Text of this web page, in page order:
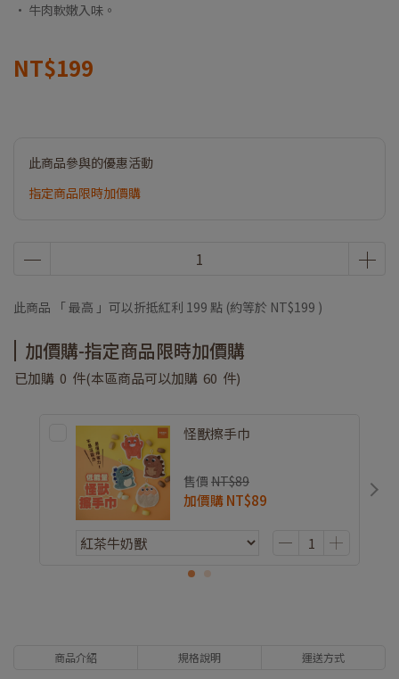
• 牛肉軟嫩入味。
NT$199
此商品參與的優惠活動
指定商品限時加價購
此商品 「 最高 」可以折抵紅利 199 點 (約等於 NT$199 )
加價購-指定商品限時加價購
已加購 0 件(本區商品可以加購 60 件)
怪獸擦手巾
售價 NT$89
加價購NT$89
商品介紹 規格說明 運送方式